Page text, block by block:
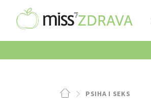
PSIHA I SEKS